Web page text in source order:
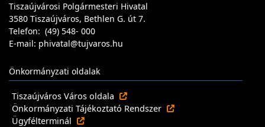
Tiszaújvárosi Polgármesteri Hivatal
3580 Tiszaújváros, Bethlen G. út 7.
Telefon: (49) 548- 000
E-mail: phivatal@tujvaros.hu
Önkormányzati oldalak
Tiszaújváros Város oldala
Önkormányzati Tájékoztató Rendszer
Ügyfélterminál